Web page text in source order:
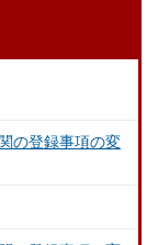
の登録事項の変